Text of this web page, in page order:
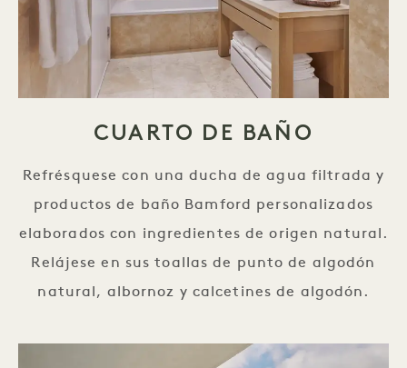
CUARTO DE BAÑO
Refrésquese con una ducha de agua filtrada y
productos de baño Bamford personalizados
elaborados con ingredientes de origen natural.
Relájese en sus toallas de punto de algodón
natural, albornoz y calcetines de algodón.